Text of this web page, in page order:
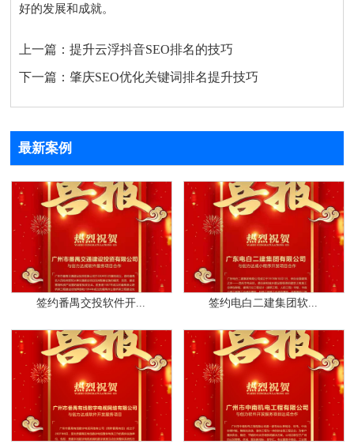
好的发展和成就。
上一篇：提升云浮抖音SEO排名的技巧
下一篇：肇庆SEO优化关键词排名提升技巧
最新案例
签约番禺交投软件开... 签约电白二建集团软...